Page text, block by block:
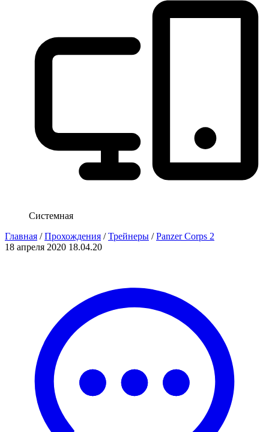
Системная
Главная /Прохождения /Трейнеры /Panzer Corps 2
18 апреля 2020 18.04.20